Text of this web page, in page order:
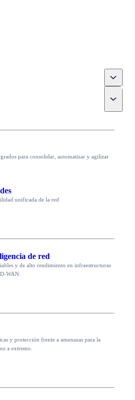
Toggle
Toggle
para consolidar, automatizar y agilizar
unificada de la red
de red
y de alto rendimiento en infraestructuras
WAN.
y protección frente a amenazas para la
a extremo.